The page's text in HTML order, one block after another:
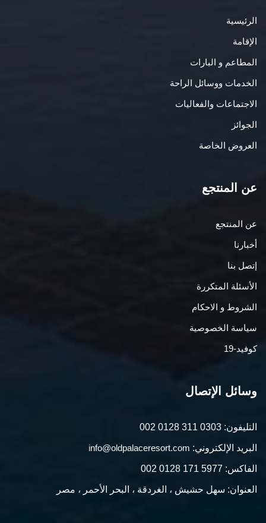
الرئيسية
الإقامة
المطاعم و البارات
الخدمات ووسائل الراحة
الاجتماعات والفعاليات
الجوائز
العروض الخاصة
عن المنتجع
عن المنتجع
أخبارنا
إتصل بنا
الأسئلة المتكررة
الشروط و الاحكام
سياسة الخصوصية
كوفيد-19
وسائل الإتصال
التليفون: 002 0128 311 0303
البريد الإلكتروني: info@oldpalaceresort.com
الفاكس: 002 0128 171 5977
العنوان: سهل حشيش ، الغردقة ، البحر الأحمر ، مصر